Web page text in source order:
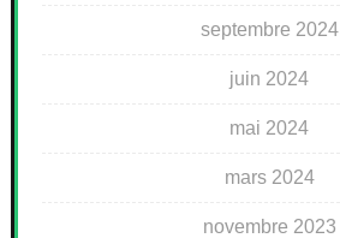
septembre 2024
juin 2024
mai 2024
mars 2024
novembre 2023